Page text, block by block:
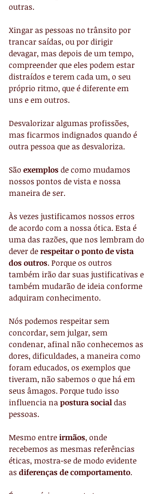
outras.
Xingar as pessoas no trânsito por
trancar saídas, ou por dirigir
devagar, mas depois de um tempo,
compreender que eles podem estar
distraídos e terem cada um, o seu
próprio ritmo, que é diferente em
uns e em outros.
Desvalorizar algumas profissões,
mas ficarmos indignados quando é
outra pessoa que as desvaloriza.
São exemplos de como mudamos
nossos pontos de vista e nossa
maneira de ser.
Às vezes justificamos nossos erros
de acordo com a nossa ótica. Esta é
uma das razões, que nos lembram do
dever de respeitar o ponto de vista
dos outros. Porque os outros
também irão dar suas justificativas e
também mudarão de ideia conforme
adquiram conhecimento.
Nós podemos respeitar sem
concordar, sem julgar, sem
condenar, afinal não conhecemos as
dores, dificuldades, a maneira como
foram educados, os exemplos que
tiveram, não sabemos o que há em
seus âmagos. Porque tudo isso
influencia na postura social das
pessoas.
Mesmo entre irmãos, onde
recebemos as mesmas referências
éticas, mostra-se de modo evidente
as diferenças de comportamento.